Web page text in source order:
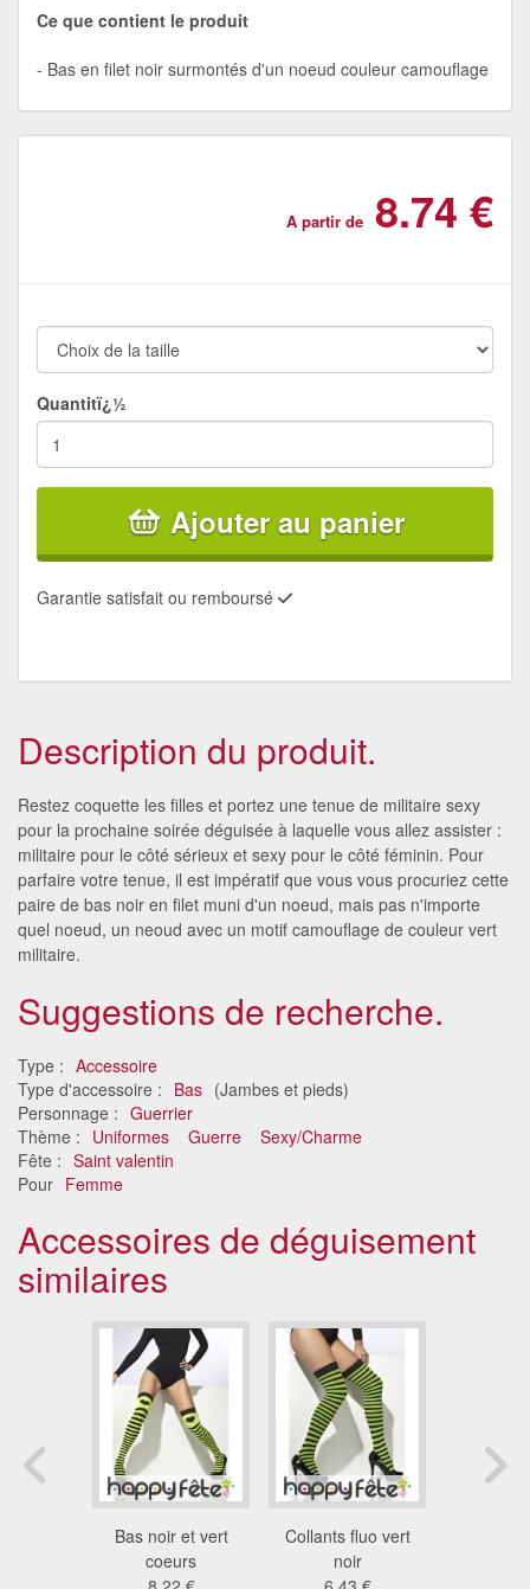
Ce que contient le produit
Bas en filet noir surmontés d'un noeud couleur camouflage
A partir de 8.74 €
Quantitï¿½
Ajouter au panier
Garantie satisfait ou remboursé
Description du produit.
Restez coquette les filles et portez une tenue de militaire sexy
pour la prochaine soirée déguisée à laquelle vous allez assister :
militaire pour le côté sérieux et sexy pour le côté féminin. Pour
parfaire votre tenue, il est impératif que vous vous procuriez cette
paire de bas noir en filet muni d'un noeud, mais pas n'importe
quel noeud, un neoud avec un motif camouflage de couleur vert
militaire.
Suggestions de recherche.
Type : Accessoire
Type d'accessoire : Bas (Jambes et pieds)
Personnage : Guerrier
Thème : Uniformes Guerre
Sexy/Charme
Fête : Saint valentin
Pour Femme
Accessoires de déguisement
similaires
Bas noir et vert
coeurs
Collants fluo vert
noir